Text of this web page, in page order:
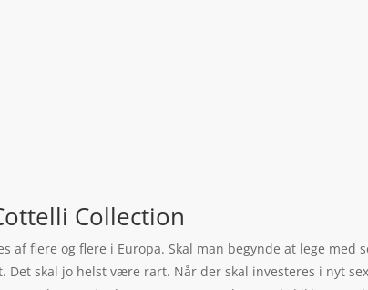
Collection
flere og flere i Europa. Skal man begynde at lege med
skal jo helst være rart. Når der skal investeres i nyt